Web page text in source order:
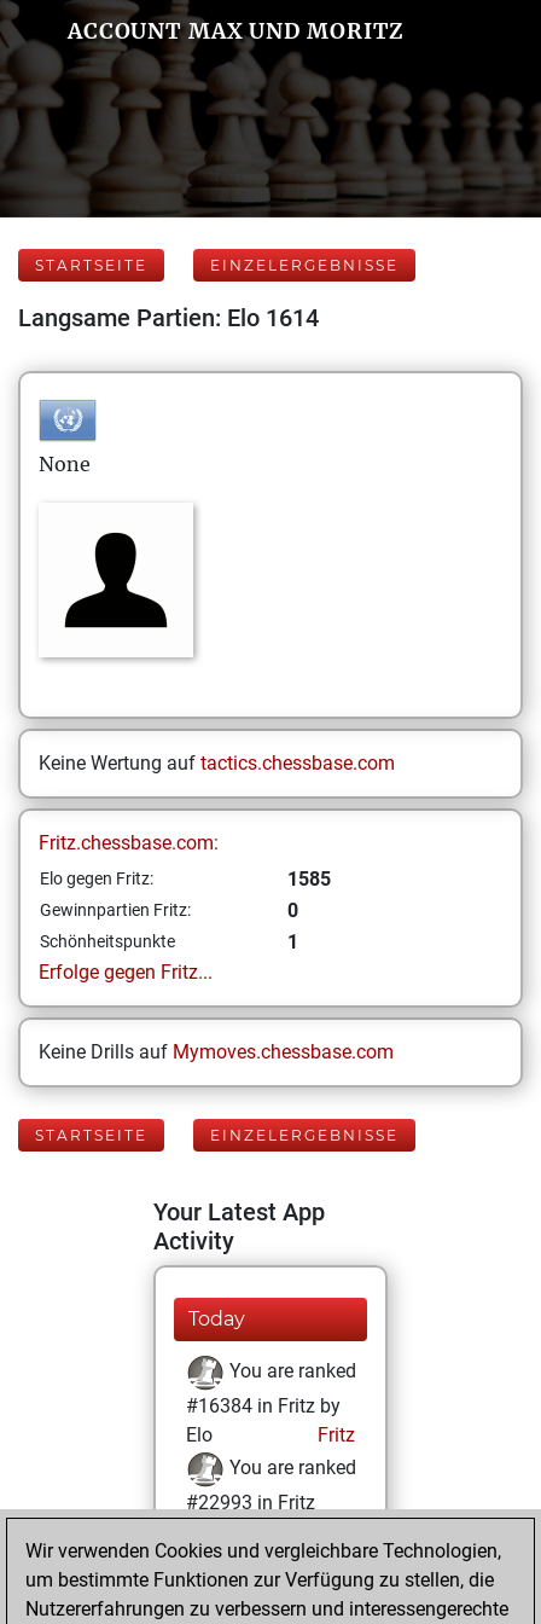
ACCOUNT MAX UND MORITZ
STARTSEITE EINZELERGEBNISSE
Langsame Partien: Elo 1614
None
Keine Wertung auf tactics.chessbase.com
Fritz.chessbase.com:
Elo gegen Fritz: 1585
Gewinnpartien Fritz: 0
Schönheitspunkte
1
Erfolge gegen Fritz...
Keine Drills auf Mymoves.chessbase.com
STARTSEITE EINZELERGEBNISSE
Your Latest App
Activity
Today
You are ranked
#16384 in Fritz by
Elo
Fritz
You are ranked
#22993 in Fritz
Samstag, Juni 28,
2025
Wir verwenden Cookies und vergleichbare Technologien,
um bestimmte Funktionen zur Verfügung zu stellen, die
Nutzererfahrungen zu verbessern und interessengerechte